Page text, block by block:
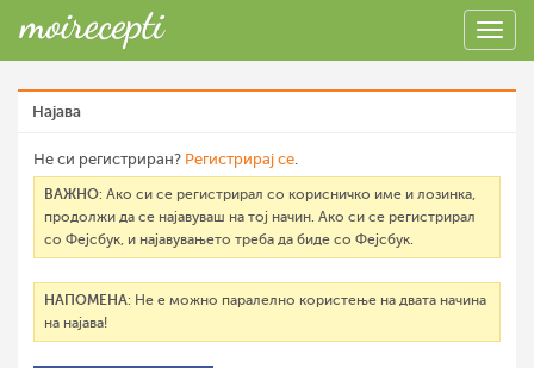
Најава
Не си регистриран? Регистрирај се.
ВАЖНО: Ако си се регистрирал со корисничко име и лозинка,
продолжи да се најавуваш на тој начин. Ако си се регистрирал
со Фејсбук, и најавувањето треба да биде со Фејсбук.
НАПОМЕНА: Не е можно паралелно користење на двата начина
на најава!